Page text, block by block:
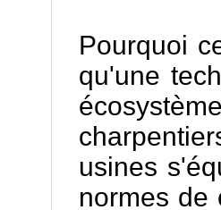
Pourquoi
qu'une
usines
normes de